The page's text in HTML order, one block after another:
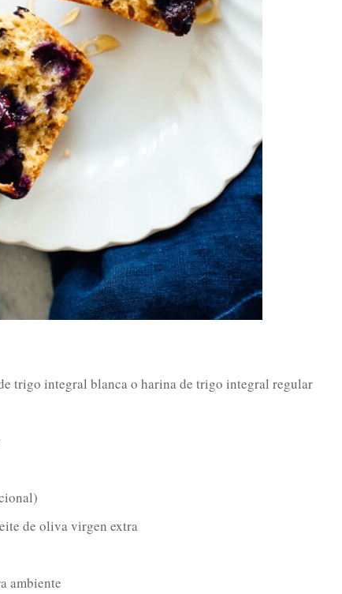
trigo integral blanca o harina de trigo integral regular
de oliva virgen extra
ambiente